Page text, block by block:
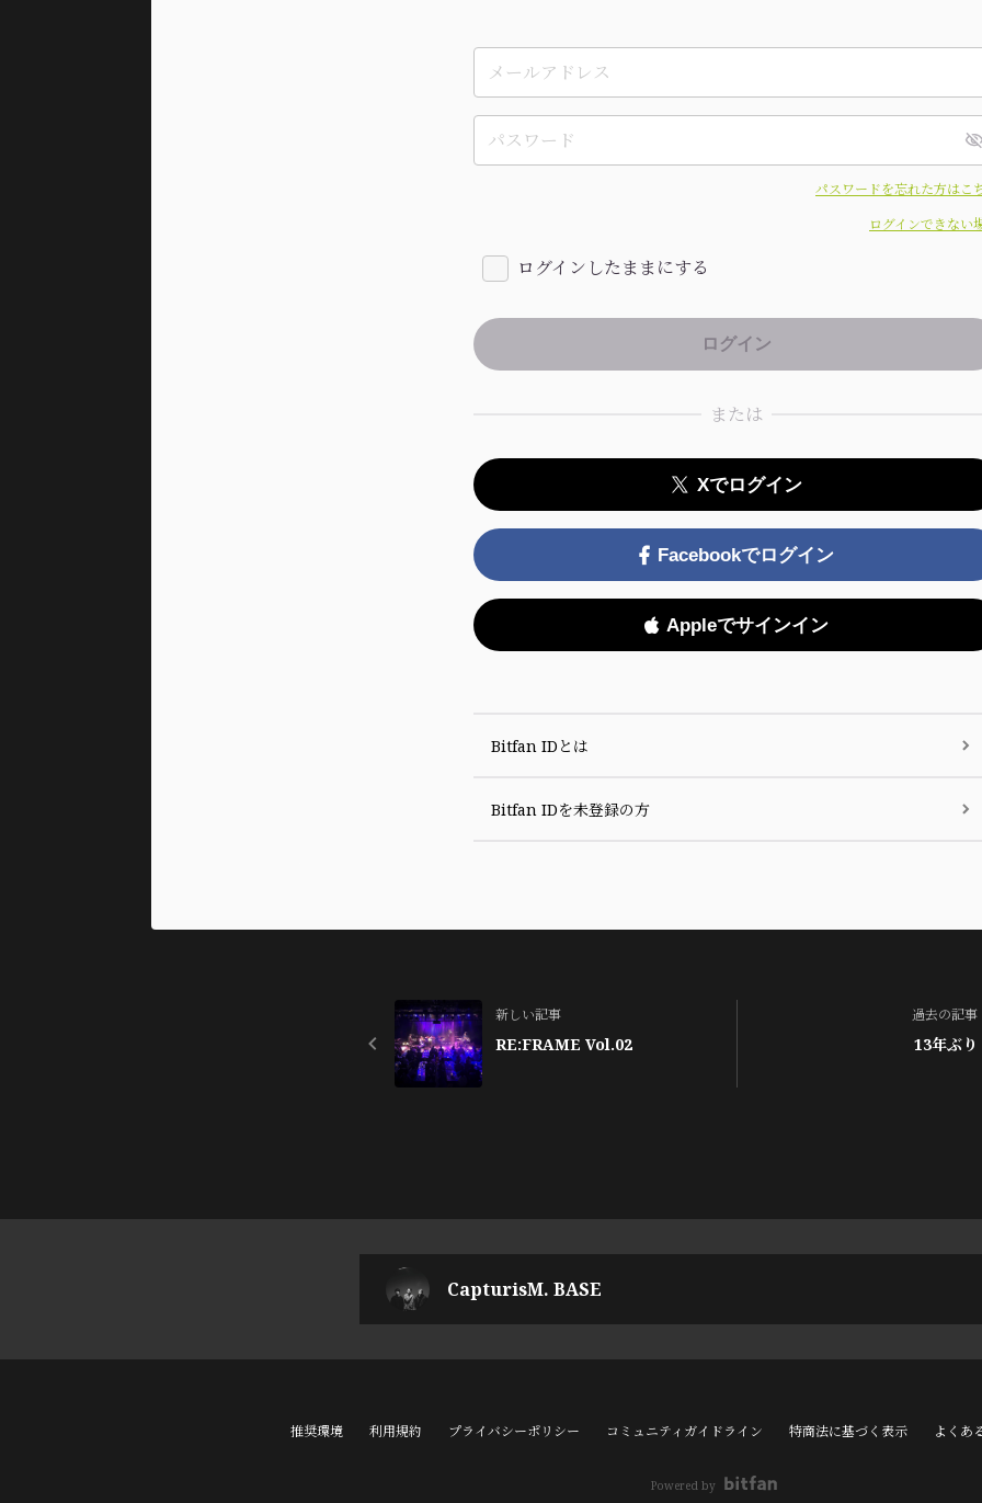
パスワードを忘れた方はこ
ログインできない
ログインしたままにする
または
Xでログイン
Facebookでログイン
Appleでサインイン
Bitfan IDとは
Bitfan IDを未登録の方
新しい記事
RE:FRAME Vol.02
過去の記事
13年ぶり
CapturisM. BASE
推奨環境 利用規約 プライバシーポリシー コミュニティガイドライン 特商法に基づく表示 よくあ
Powered by